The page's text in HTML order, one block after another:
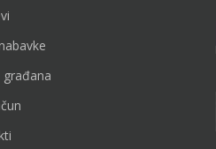
građana